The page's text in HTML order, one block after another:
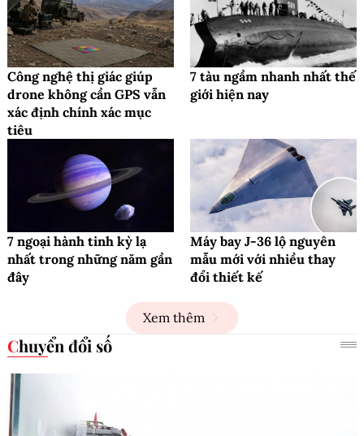
Công nghệ thị giác giúp
drone không cần GPS vẫn
xác định chính xác mục
tiêu
7 tàu ngầm nhanh nhất thế
giới hiện nay
7 ngoại hành tinh kỳ lạ
nhất trong những năm gần
đây
Máy bay J-36 lộ nguyên
mẫu mới với nhiều thay
đổi thiết kế
Xem thêm
Chuyển đổi số